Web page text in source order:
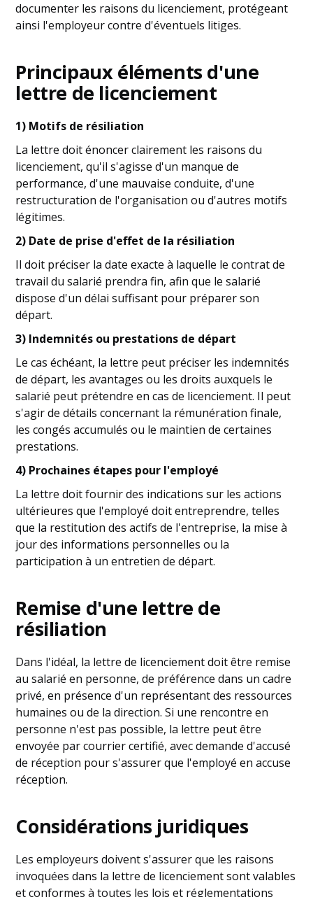
documenter les raisons du licenciement, protégeant
ainsi l'employeur contre d'éventuels litiges.
Principaux éléments d'une
lettre de licenciement
1) Motifs de résiliation
La lettre doit énoncer clairement les raisons du
licenciement, qu'il s'agisse d'un manque de
performance, d'une mauvaise conduite, d'une
restructuration de l'organisation ou d'autres motifs
légitimes.
2) Date de prise d'effet de la résiliation
Il doit préciser la date exacte à laquelle le contrat de
travail du salarié prendra fin, afin que le salarié
dispose d'un délai suffisant pour préparer son
départ.
3) Indemnités ou prestations de départ
Le cas échéant, la lettre peut préciser les indemnités
de départ, les avantages ou les droits auxquels le
salarié peut prétendre en cas de licenciement. Il peut
s'agir de détails concernant la rémunération finale,
les congés accumulés ou le maintien de certaines
prestations.
4) Prochaines étapes pour l'employé
La lettre doit fournir des indications sur les actions
ultérieures que l'employé doit entreprendre, telles
que la restitution des actifs de l'entreprise, la mise à
jour des informations personnelles ou la
participation à un entretien de départ.
Remise d'une lettre de
résiliation
Dans l'idéal, la lettre de licenciement doit être remise
au salarié en personne, de préférence dans un cadre
privé, en présence d'un représentant des ressources
humaines ou de la direction. Si une rencontre en
personne n'est pas possible, la lettre peut être
envoyée par courrier certifié, avec demande d'accusé
de réception pour s'assurer que l'employé en accuse
réception.
Considérations juridiques
Les employeurs doivent s'assurer que les raisons
invoquées dans la lettre de licenciement sont valables
et conformes à toutes les lois et réglementations